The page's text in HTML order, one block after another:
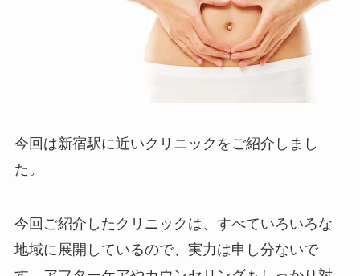
今回は新宿駅に近いクリニックをご紹介しまし
た。
今回ご紹介したクリニックは、すべていろいろな
地域に展開しているので、実力は申し分ないで